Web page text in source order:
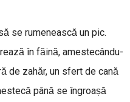
se rumenească un pic.
în făină, amestecându-
de zahăr, un sfert de cană
până se îngroașă